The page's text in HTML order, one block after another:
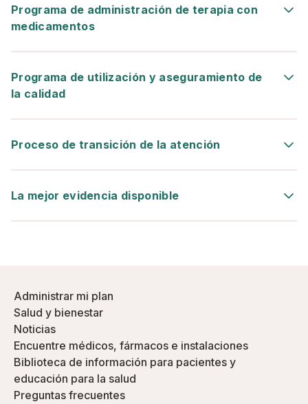
Programa de administración de terapia con
medicamentos
Programa de utilización y aseguramiento de
la calidad
Proceso de transición de la atención
La mejor evidencia disponible
Administrar mi plan
Salud y bienestar
Noticias
Encuentre médicos, fármacos e instalaciones
Biblioteca de información para pacientes y
educación para la salud
Preguntas frecuentes